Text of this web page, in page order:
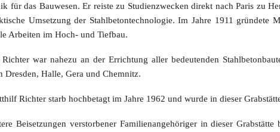
für das Bauwesen. Er reiste zu Studienzwecken direkt nach Paris zu
Umsetzung der Stahlbetontechnologie. Im Jahre 1911 gründete
Arbeiten im Hoch- und Tiefbau.
war nahezu an der Errichtung aller bedeutenden
Dresden, Halle, Gera und Chemnitz.
Richter starb hochbetagt im Jahre 1962 und wurde in dieser
Beisetzungen verstorbener Familienangehöriger in dieser